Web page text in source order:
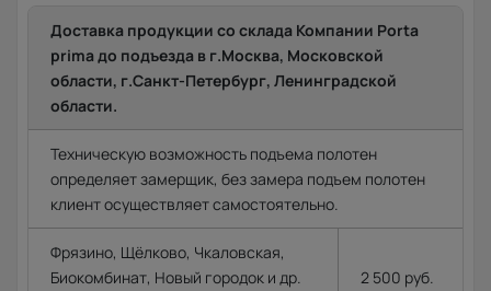
Доставка продукции со склада Компании Porta
prima до подъезда в г.Москва, Московской
области, г.Санкт-Петербург, Ленинградской
области.
Техническую возможность подъема полотен
определяет замерщик, без замера подъем полотен
клиент осуществляет самостоятельно.
Фрязино, Щёлково, Чкаловская,
Биокомбинат, Новый городок и др.
2 500 руб.